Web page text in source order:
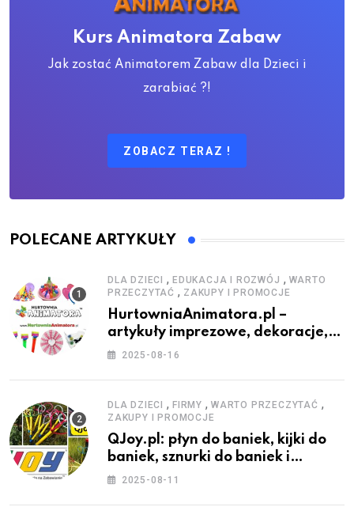
Kurs Animatora Zabaw
Jak zostać Animatorem Zabaw dla Dzieci i
zarabiać ?!
ZOBACZ TERAZ !
POLECANE ARTYKUŁY
DLA DZIECI , EDUKACJA I ROZWÓJ , WARTO
PRZECZYTAĆ , ZAKUPY I PROMOCJE
HurtowniaAnimatora.pl –
artykuły imprezowe, dekoracje,
stroje i akcesoria dla animatorów
2025-08-16
DLA DZIECI , FIRMY , WARTO PRZECZYTAĆ ,
ZAKUPY I PROMOCJE
QJoy.pl: płyn do baniek, kijki do
baniek, sznurki do baniek i
zestawy do baniek
2025-08-11